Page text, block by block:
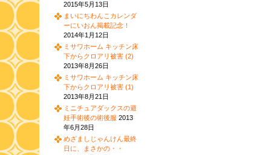
2015年5月13日
まいにちわんこカレンダ
ーにいおん掲載記念！
2014年1月12日
ミサワホーム キッチン床
下からクロアリ被害 (2)
2013年8月26日
ミサワホーム キッチン床
下からクロアリ被害 (1)
2013年8月21日
ミニチュアダックスの避
妊手術後の術後服 2013
年6月28日
めざましじゃんけん最終
日に、まさかの・・